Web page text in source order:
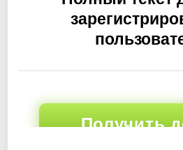
Получить